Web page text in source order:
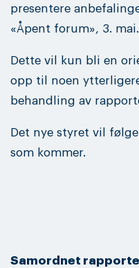
presentere
«Åpent forum», 3. mai.
Dette vil kun bli en
opp til noen
behandling av
Det nye styret vil
som kommer.
Samordnet